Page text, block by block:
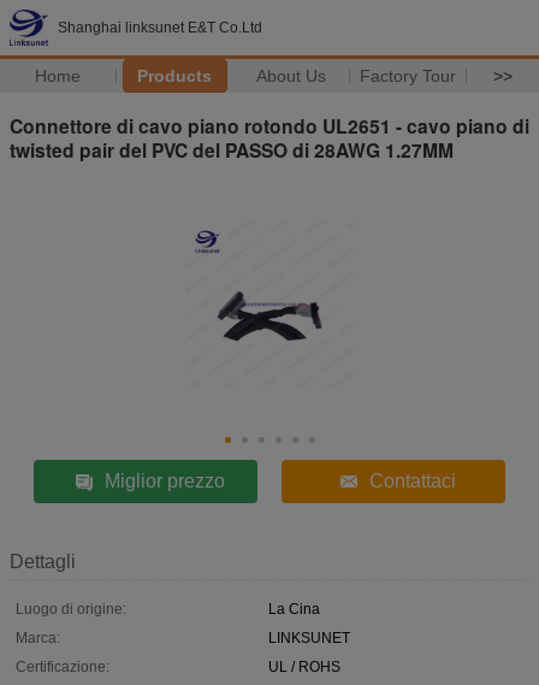
Shanghai linksunet E&T Co.Ltd
Home Products About Us Factory Tour >>
Connettore di cavo piano rotondo UL2651 - cavo piano di
twisted pair del PVC del PASSO di 28AWG 1.27MM
Miglior prezzo Contattaci
Dettagli
Luogo di origine:
La Cina
Marca:
LINKSUNET
Certificazione:
UL / ROHS